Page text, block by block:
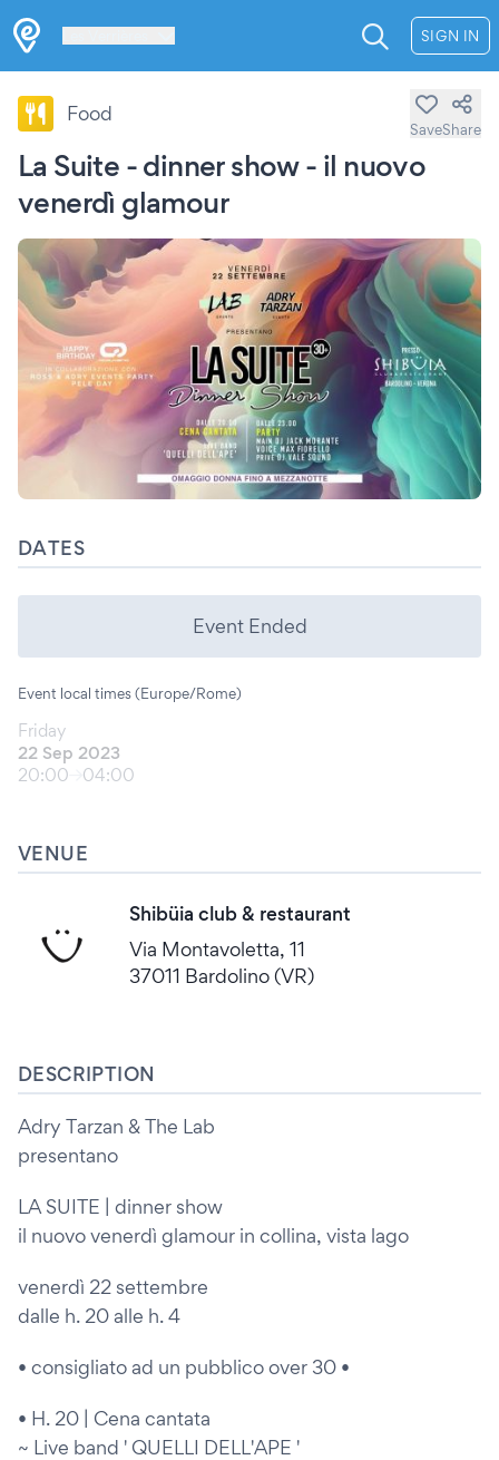
SIGN IN
La Suite - dinner show - il nuovo
venerdì glamour
Food
SaveShare
DATES
Event Ended
Event local times (Europe/Rome)
Friday
22 Sep 2023
20:00
04:00
VENUE
Shibüia club & restaurant
Via Montavoletta, 11
37011 Bardolino (VR)
DESCRIPTION
Adry Tarzan & The Lab
presentano
LA SUITE | dinner show
il nuovo venerdì glamour in collina, vista lago
venerdì 22 settembre
dalle h. 20 alle h. 4
• consigliato ad un pubblico over 30 •
• H. 20 | Cena cantata
~ Live band ' QUELLI DELL'APE '